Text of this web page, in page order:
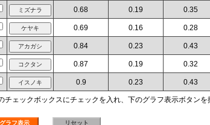
0.68 0.19 0.35
0.69 0.16 0.28
0.84 0.23 0.43
0.87 0.19 0.32
0.9 0.23 0.43
チェックボックスにチェックを入れ、下のグラフ表示ボタン